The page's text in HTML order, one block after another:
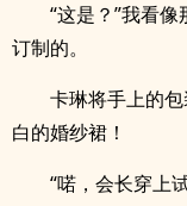
“这是？”我看
订制的。
卡琳将手上的
白的婚纱裙！
“喏，会长穿上